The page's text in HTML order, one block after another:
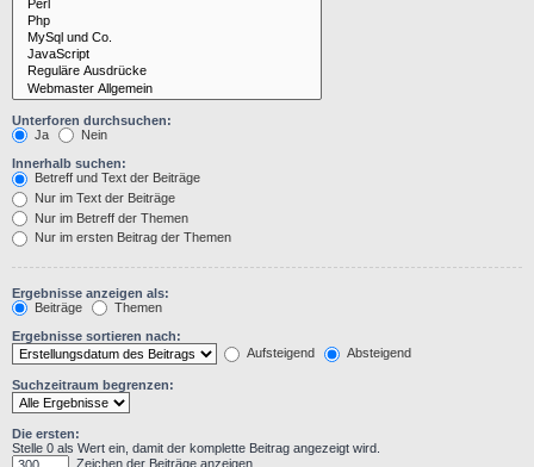
Unterforen durchsuchen:
Ja
Nein
Innerhalb suchen:
Betreff und Text der Beiträge
Nur im Text der Beiträge
Nur im Betreff der Themen
Nur im ersten Beitrag der Themen
Ergebnisse anzeigen als:
Beiträge
Themen
Ergebnisse sortieren nach:
Aufsteigend
Absteigend
Suchzeitraum begrenzen:
Die ersten:
Stelle 0 als Wert ein, damit der komplette Beitrag angezeigt wird.
Zeichen der Beiträge anzeigen